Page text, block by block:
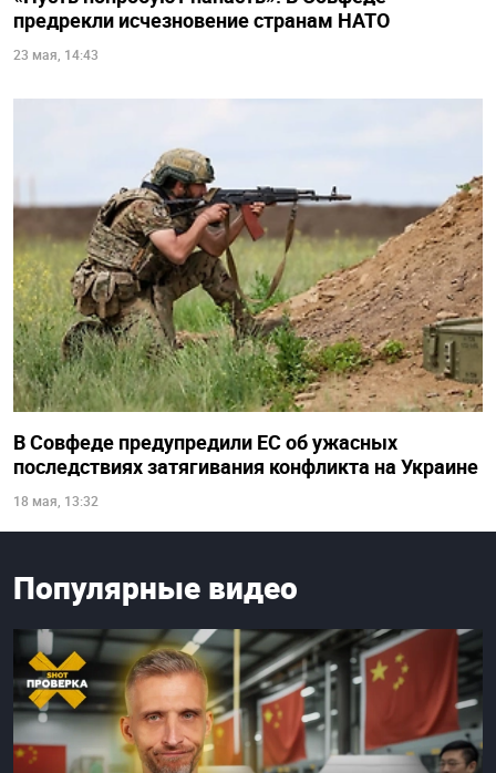
предрекли исчезновение странам НАТО
23 мая, 14:43
В Совфеде предупредили ЕС об ужасных
последствиях затягивания конфликта на Украине
18 мая, 13:32
Популярные видео